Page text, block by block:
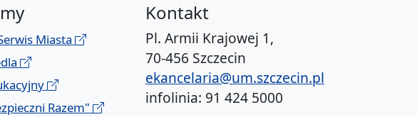
Miasta
Razem"
Kontakt
Pl. Armii Krajowej 1,
70-456 Szczecin
ekancelaria@um.szczecin.pl
infolinia: 91 424 5000